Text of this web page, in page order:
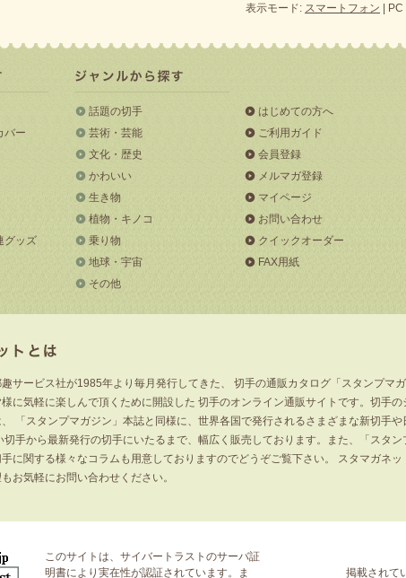
表示モード: スマートフォン | PC
バー
グッズ
話題の切手
芸術・芸能
文化・歴史
かわいい
生き物
植物・キノコ
乗り物
地球・宇宙
その他
はじめての方へ
ご利用ガイド
会員登録
メルマガ登録
マイページ
お問い合わせ
クイックオーダー
FAX用紙
サービス社が1985年より毎月発行してきた、 切手の通販カタログ「スタンプマ
に気軽に楽しんで頂くために開設した 切手のオンライン通販サイトです。切手の
「スタンプマガジン」本誌と同様に、世界各国で発行されるさまざまな新切手や
切手から最新発行の切手にいたるまで、幅広く販売しております。また、「スタン
に関する様々なコラムも用意しておりますのでどうぞご覧下さい。 スタマガネッ
お気軽にお問い合わせください。
このサイトは、サイバートラストのサーバ証
明書により実在性が認証されています。ま
掲載されて